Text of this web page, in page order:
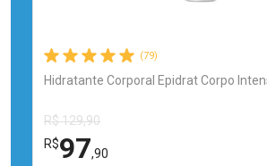
(79)
Hidratante Corporal Epidrat Corpo
R$ 129,90
R$97,90